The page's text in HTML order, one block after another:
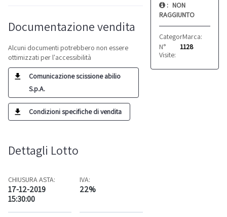
: NON
RAGGIUNTO
Categoria: Motori
Marca:
N°
Visite:
1128
Documentazione vendita
Alcuni documenti potrebbero non essere
ottimizzati per l'accessibilità
Comunicazione scissione abilio
S.p.A.
Condizioni specifiche di vendita
Dettagli Lotto
CHIUSURA ASTA:
17-12-2019
15:30:00
IVA:
22%